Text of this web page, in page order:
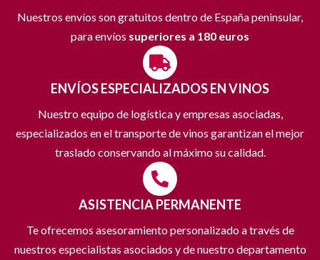
Nuestros envíos son gratuitos dentro de España peninsular,
para envíos superiores a 180 euros
ENVÍOS ESPECIALIZADOS EN VINOS
Nuestro equipo de logística y empresas asociadas,
especializados en el transporte de vinos garantizan el mejor
traslado conservando al máximo su calidad.
ASISTENCIA PERMANENTE
Te ofrecemos asesoramiento personalizado a través de
nuestros especialistas asociados y de nuestro departamento